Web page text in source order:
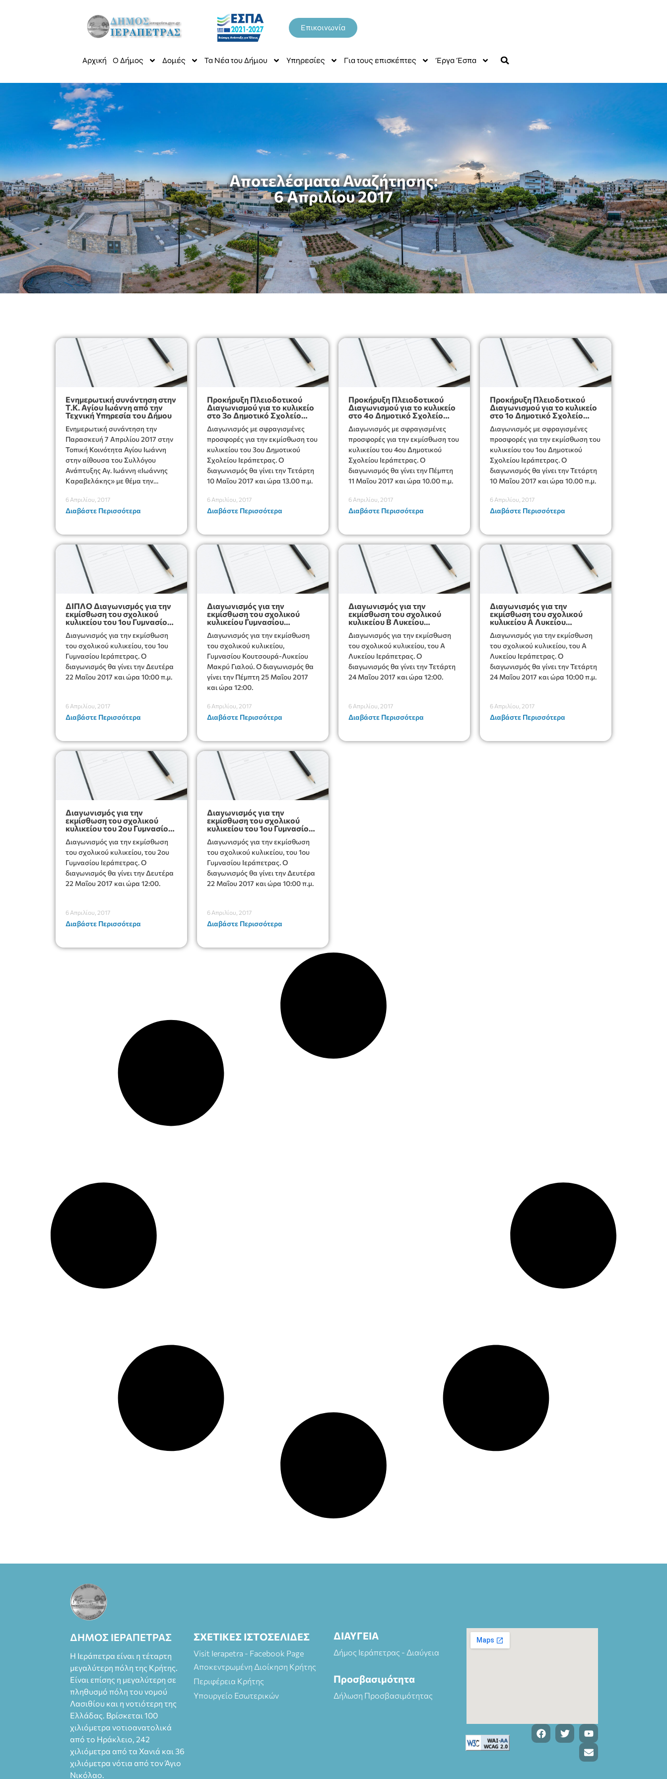
Επικοινωνία
Αρχική Ο Δήμος Δομές Τα Νέα του Δήμου Υπηρεσίες Για τους επισκέπτες Έργα Έσπα
Αποτελέσματα Αναζήτησης:
6 Απριλίου 2017
Ενημερωτική συνάντηση στην
Τ.Κ. Αγίου Ιωάννη από την
Τεχνική Υπηρεσία του Δήμου
Ενημερωτική συνάντηση την
Παρασκευή 7 Απριλίου 2017 στην
Τοπική Κοινότητα Αγίου Ιωάννη
στην αίθουσα του Συλλόγου
Ανάπτυξης Αγ. Ιωάννη «Ιωάννης
Καραβελάκης» με θέμα την
δασωτέας και αναδασωτέας
έκτασης στην περιοχή.
6 Απριλίου, 2017
Διαβάστε Περισσότερα
Προκήρυξη Πλειοδοτικού
Διαγωνισμού για το κυλικείο
στο 3ο Δημοτικό Σχολείο
Διαγωνισμός με σφραγισμένες
προσφορές για την εκμίσθωση του
κυλικείου του 3ου Δημοτικού
Σχολείου Ιεράπετρας. Ο
διαγωνισμός θα γίνει την Τετάρτη
10 Μαΐου 2017 και ώρα 13.00 π.μ.
6 Απριλίου, 2017
Διαβάστε Περισσότερα
Προκήρυξη Πλειοδοτικού
Διαγωνισμού για το κυλικείο
στο 4ο Δημοτικό Σχολείο
Διαγωνισμός με σφραγισμένες
προσφορές για την εκμίσθωση του
κυλικείου του 4ου Δημοτικού
Σχολείου Ιεράπετρας. Ο
διαγωνισμός θα γίνει την Πέμπτη
11 Μαΐου 2017 και ώρα 10.00 π.μ.
6 Απριλίου, 2017
Διαβάστε Περισσότερα
Προκήρυξη Πλειοδοτικού
Διαγωνισμού για το κυλικείο
στο 1ο Δημοτικό Σχολείο
Διαγωνισμός με σφραγισμένες
προσφορές για την εκμίσθωση του
κυλικείου του 1ου Δημοτικού
Σχολείου Ιεράπετρας. Ο
διαγωνισμός θα γίνει την Τετάρτη
10 Μαΐου 2017 και ώρα 10.00 π.μ.
6 Απριλίου, 2017
Διαβάστε Περισσότερα
ΔΙΠΛΟ Διαγωνισμός για την
εκμίσθωση του σχολικού
κυλικείου του 1ου Γυμνασίου
Διαγωνισμός για την εκμίσθωση
του σχολικού κυλικείου, του 1ου
Γυμνασίου Ιεράπετρας. Ο
διαγωνισμός θα γίνει την Δευτέρα
22 Μαΐου 2017 και ώρα 10:00 π.μ.
6 Απριλίου, 2017
Διαβάστε Περισσότερα
Διαγωνισμός για την
εκμίσθωση του σχολικού
κυλικείου Γυμνασίου
Γιαλού
Διαγωνισμός για την εκμίσθωση
του σχολικού κυλικείου,
Γυμνασίου Κουτσουρά-Λυκείου
Μακρύ Γιαλού. Ο διαγωνισμός θα
γίνει την Πέμπτη 25 Μαΐου 2017
και ώρα 12:00.
6 Απριλίου, 2017
Διαβάστε Περισσότερα
Διαγωνισμός για την
εκμίσθωση του σχολικού
κυλικείου B Λυκείου
Διαγωνισμός για την εκμίσθωση
του σχολικού κυλικείου, του Α
Λυκείου Ιεράπετρας. Ο
διαγωνισμός θα γίνει την Τετάρτη
24 Μαΐου 2017 και ώρα 12:00.
6 Απριλίου, 2017
Διαβάστε Περισσότερα
Διαγωνισμός για την
εκμίσθωση του σχολικού
κυλικείου Α Λυκείου
Διαγωνισμός για την εκμίσθωση
του σχολικού κυλικείου, του Α
Λυκείου Ιεράπετρας. Ο
διαγωνισμός θα γίνει την Τετάρτη
24 Μαΐου 2017 και ώρα 10:00 π.μ.
6 Απριλίου, 2017
Διαβάστε Περισσότερα
Διαγωνισμός για την
εκμίσθωση του σχολικού
κυλικείου του 2ου Γυμνασίου
Διαγωνισμός για την εκμίσθωση
του σχολικού κυλικείου, του 2ου
Γυμνασίου Ιεράπετρας. Ο
διαγωνισμός θα γίνει την Δευτέρα
22 Μαΐου 2017 και ώρα 12:00.
6 Απριλίου, 2017
Διαβάστε Περισσότερα
Διαγωνισμός για την
εκμίσθωση του σχολικού
κυλικείου του 1ου Γυμνασίου
Διαγωνισμός για την εκμίσθωση
του σχολικού κυλικείου, του 1ου
Γυμνασίου Ιεράπετρας. Ο
διαγωνισμός θα γίνει την Δευτέρα
22 Μαΐου 2017 και ώρα 10:00 π.μ.
6 Απριλίου, 2017
Διαβάστε Περισσότερα
ΔΗΜΟΣ ΙΕΡΑΠΕΤΡΑΣ
Η Ιεράπετρα είναι η τέταρτη
μεγαλύτερη πόλη της Κρήτης.
Είναι επίσης η μεγαλύτερη σε
πληθυσμό πόλη του νομού
Λασιθίου και η νοτιότερη της
Ελλάδας. Βρίσκεται 100
χιλιόμετρα νοτιοανατολικά
από το Ηράκλειο, 242
χιλιόμετρα από τα Χανιά και 36
χιλιόμετρα νότια από τον Άγιο
Νικόλαο.
ΣΧΕΤΙΚΕΣ ΙΣΤΟΣΕΛΙΔΕΣ
Visit Ierapetra - Facebook Page
Αποκεντρωμένη Διοίκηση Κρήτης
Περιφέρεια Κρήτης
Υπουργείο Εσωτερικών
ΔΙΑΥΓΕΙΑ
Δήμος Ιεράπετρας - Διαύγεια
Προσβασιμότητα
Δήλωση Προσβασιμότητας